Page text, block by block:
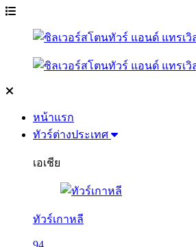
หน้าแรก
ทัวร์ต่างประเทศ
เอเชีย
ทัวร์เกาหลี
94